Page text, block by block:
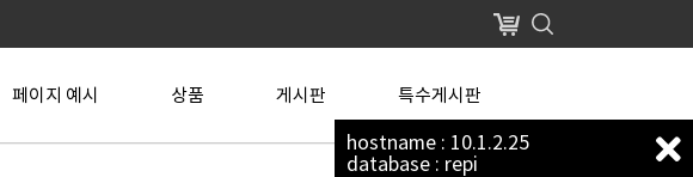
장바구니
페이지 예시 상품 게시판 특수게시판
hostname : 10.1.2.25
database : repi